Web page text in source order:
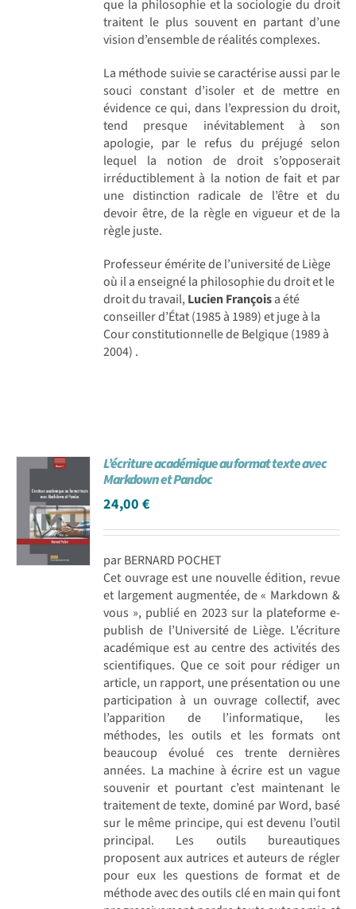
que la philosophie et la sociologie du droit
traitent le plus souvent en partant d’une
vision d’ensemble de réalités complexes.
La méthode suivie se caractérise aussi par le
souci constant d’isoler et de mettre en
évidence ce qui, dans l’expression du droit,
tend presque inévitablement à son
apologie, par le refus du préjugé selon
lequel la notion de droit s’opposerait
irréductiblement à la notion de fait et par
une distinction radicale de l’être et du
devoir être, de la règle en vigueur et de la
règle juste.
Professeur émérite de l’université de Liège
où il a enseigné la philosophie du droit et le
droit du travail,Lucien Françoisa été
conseiller d’État (1985 à 1989) et juge à la
Cour constitutionnelle de Belgique (1989 à
2004) .
L’écriture académique au format texte avec
Markdown et Pandoc
24,00€
par BERNARD POCHET
Cet ouvrage est une nouvelle édition, revue
et largement augmentée, de « Markdown &
vous », publié en 2023 sur la plateforme e-
publish de l’Université de Liège. L’écriture
académique est au centre des activités des
scientifiques. Que ce soit pour rédiger un
article, un rapport, une présentation ou une
participation à un ouvrage collectif, avec
l’apparition de l’informatique, les
méthodes, les outils et les formats ont
beaucoup évolué ces trente dernières
années. La machine à écrire est un vague
souvenir et pourtant c’est maintenant le
traitement de texte, dominé par Word, basé
sur le même principe, qui est devenu l’outil
principal. Les outils bureautiques
proposent aux autrices et auteurs de régler
pour eux les questions de format et de
méthode avec des outils clé en main qui font